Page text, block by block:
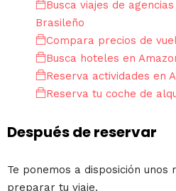
Busca viajes de
Brasileño
Compara precios de
Busca hoteles en
Reserva actividades en
Reserva tu coche de
Después de reservar
Te ponemos a disposición unos
preparar tu viaje.